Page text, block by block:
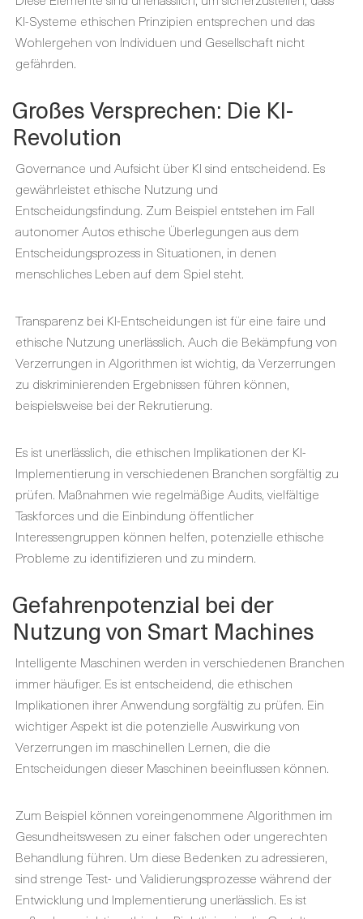
KI-Systeme ethischen Prinzipien entsprechen und das
Wohlergehen von Individuen und Gesellschaft nicht
gefährden.
Großes Versprechen: Die KI-
Revolution
Governance und Aufsicht über KI sind entscheidend. Es
gewährleistet ethische Nutzung und
Entscheidungsfindung. Zum Beispiel entstehen im Fall
autonomer Autos ethische Überlegungen aus dem
Entscheidungsprozess in Situationen, in denen
menschliches Leben auf dem Spiel steht.
Transparenz bei KI-Entscheidungen ist für eine faire und
ethische Nutzung unerlässlich. Auch die Bekämpfung von
Verzerrungen in Algorithmen ist wichtig, da Verzerrungen
zu diskriminierenden Ergebnissen führen können,
beispielsweise bei der Rekrutierung.
Es ist unerlässlich, die ethischen Implikationen der KI-
Implementierung in verschiedenen Branchen sorgfältig zu
prüfen. Maßnahmen wie regelmäßige Audits, vielfältige
Taskforces und die Einbindung öffentlicher
Interessengruppen können helfen, potenzielle ethische
Probleme zu identifizieren und zu mindern.
Gefahrenpotenzial bei der
Nutzung von Smart Machines
Intelligente Maschinen werden in verschiedenen Branchen
immer häufiger. Es ist entscheidend, die ethischen
Implikationen ihrer Anwendung sorgfältig zu prüfen. Ein
wichtiger Aspekt ist die potenzielle Auswirkung von
Verzerrungen im maschinellen Lernen, die die
Entscheidungen dieser Maschinen beeinflussen können.
Zum Beispiel können voreingenommene Algorithmen im
Gesundheitswesen zu einer falschen oder ungerechten
Behandlung führen. Um diese Bedenken zu adressieren,
sind strenge Test- und Validierungsprozesse während der
Entwicklung und Implementierung unerlässlich. Es ist